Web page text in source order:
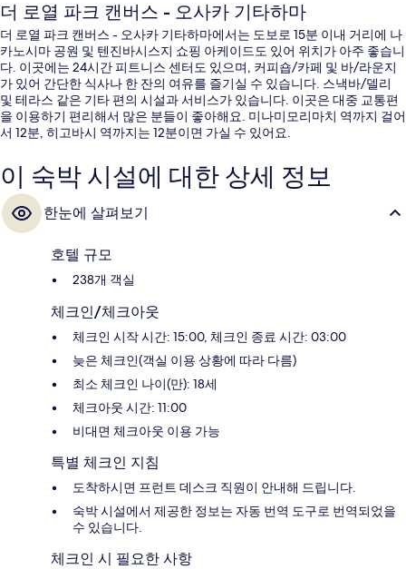
더 로열 파크 캔버스 - 오사카 기타하마
더 로열 파크 캔버스 - 오사카 기타하마에서는 도보로 15분 이내 거리에 나
카노시마 공원 및 텐진바시스지 쇼핑 아케이드도 있어 위치가 아주 좋습니
다. 이곳에는 24시간 피트니스 센터도 있으며, 커피숍/카페 및 바/라운지
가 있어 간단한 식사나 한 잔의 여유를 즐기실 수 있습니다. 스낵바/델리
및 테라스 같은 기타 편의 시설과 서비스가 있습니다. 이곳은 대중 교통편
을 이용하기 편리해서 많은 분들이 좋아해요. 미나미모리마치 역까지 걸어
서 12분, 히고바시 역까지는 12분이면 가실 수 있어요.
이 숙박 시설에 대한 상세 정보
한눈에 살펴보기
호텔 규모
238개 객실
체크인/체크아웃
체크인 시작 시간: 15:00, 체크인 종료 시간: 03:00
늦은 체크인(객실 이용 상황에 따라 다름)
최소 체크인 나이(만): 18세
체크아웃 시간: 11:00
비대면 체크아웃 이용 가능
특별 체크인 지침
도착하시면 프런트 데스크 직원이 안내해 드립니다.
숙박 시설에서 제공한 정보는 자동 번역 도구로 번역되었을
수 있습니다.
체크인 시 필요한 사항